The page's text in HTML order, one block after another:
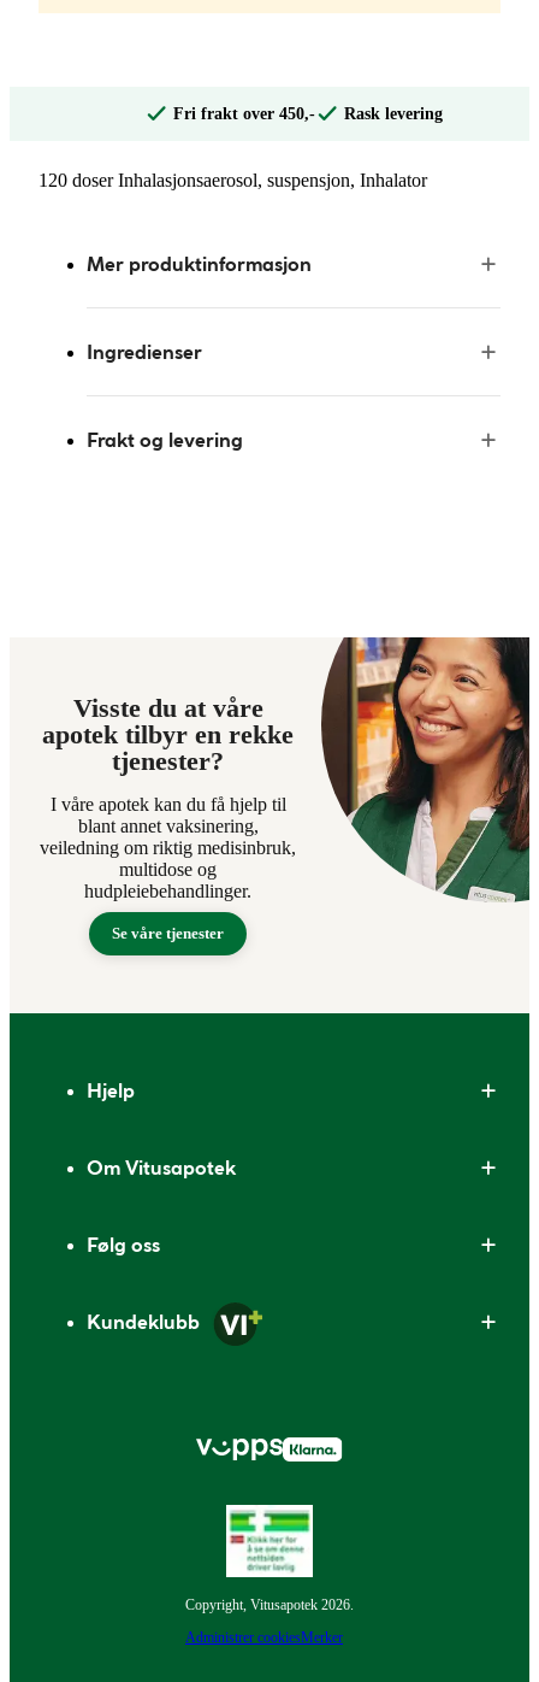
Fri frakt over 450,- Rask levering
120 doser Inhalasjonsaerosol, suspensjon, Inhalator
Mer produktinformasjon
Ingredienser
Frakt og levering
Visste du at våre
apotek tilbyr en rekke
tjenester?
I våre apotek kan du få hjelp til
blant annet vaksinering,
veiledning om riktig medisinbruk,
multidose og
hudpleiebehandlinger.
Se våre tjenester
Hjelp
Om Vitusapotek
Følg oss
Kundeklubb
Copyright, Vitusapotek 2026.
Administrer cookiesMerker